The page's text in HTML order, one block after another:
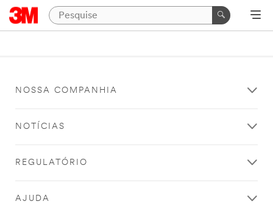
NOSSA COMPANHIA
NOTÍCIAS
REGULATÓRIO
AJUDA